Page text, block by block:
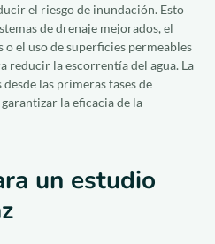
el riesgo de inundación. Esto
de drenaje mejorados, el
el uso de superficies permeables
reducir la escorrentía del agua. La
las primeras fases de
la eficacia de la
un estudio